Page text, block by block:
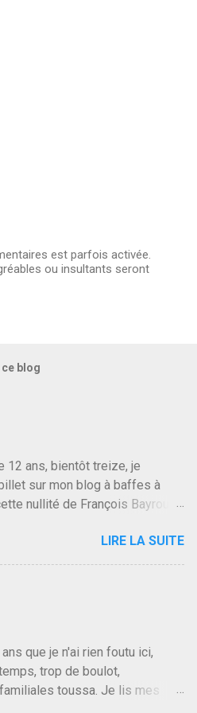
est parfois activée.
ou insultants seront
blog
12 ans, bientôt treize, je
sur mon blog à baffes à
nullité de François Bayrou. Il
ne parle pas des couples mais
des valeurs dans lesquels on
Bayrou est en passe de
d'une partie de son électorat
presse qu'on l'apprend. On
Sarkozy que de Hollande,
candidat du centre de la
mais quand on écoutait ses
LIRE LA SUITE
que je n'ai rien foutu ici,
trop de boulot,
toussa. Je lis mes